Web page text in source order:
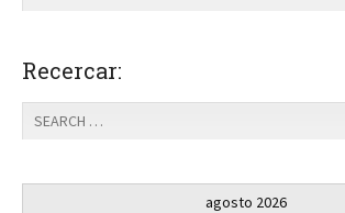
Recercar:
agosto 2026